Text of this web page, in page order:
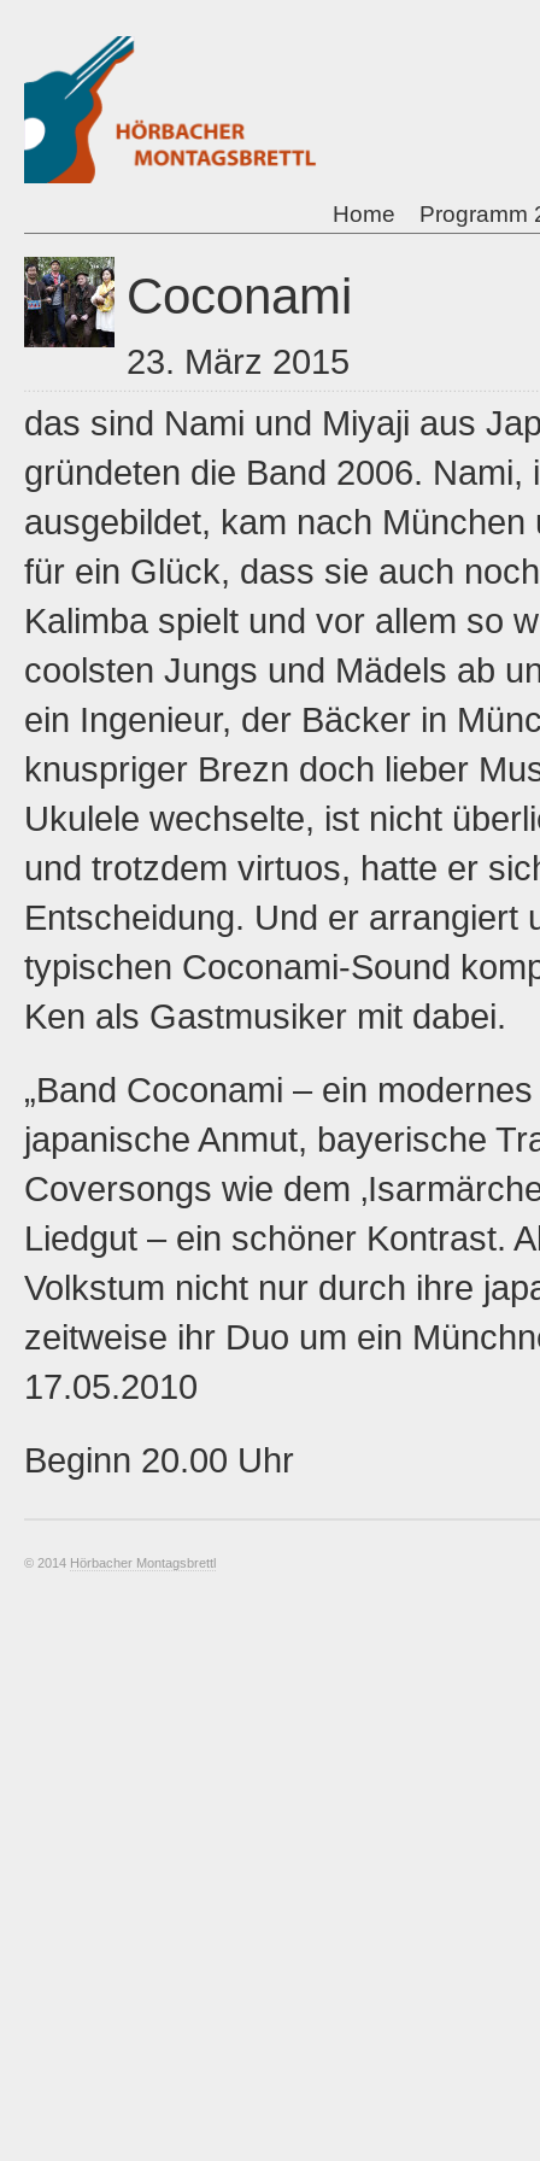
Programm
Home
Coconami
23. März 2015
das sind Nami und Miyaji aus
gründeten die Band 2006.
ausgebildet, kam nach
für ein Glück, dass sie auch
Kalimba spielt und vor allem so
coolsten Jungs und Mädels ab
ein Ingenieur, der Bäcker in
knuspriger Brezn doch lieber
Ukulele wechselte, ist nicht
und trotzdem virtuos, hatte er
Entscheidung. Und er arrangiert
typischen Coconami-Sound
Ken als Gastmusiker mit dabei.
„Band Coconami – ein
japanische Anmut, bayerische
Coversongs wie dem
Liedgut – ein schöner Kontrast.
Volkstum nicht nur durch ihre
zeitweise ihr Duo um ein
17.05.2010
Beginn 20.00 Uhr
© 2014 Hörbacher Montagsbrettl